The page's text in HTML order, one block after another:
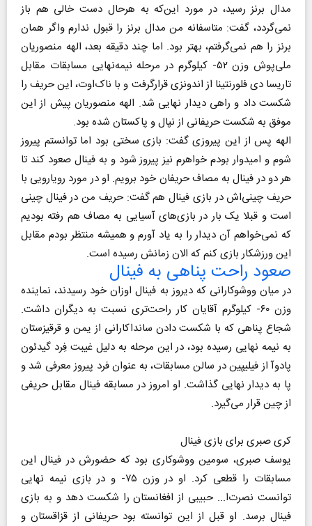
مدال برنز رسید، در مورد این‌که به هرحال دست خالی هم باز
نمی‌گردد، گفت: متاسفانه من مدال برنز را قبول ندارم واگر همان
برنز را هم نمی‌گرفتم، بهتر بود. اما چند دقیقه بعد، الهه منصوریان
ملی‌پوش وزن ۵۲- کیلوگرم در مرحله نیمه‌نهایی مسابقات مقابل
تاریسا دی فلورنتینا از اندونزی قرارگرفت و با ناک‌اوت، این حریف را
شکست داد و راهی دیدار نهایی شد. الهه منصوریان پیش از این
موفق به شکست حریفانی از نپال و پاکستان شده بود.
الهه پس از این پیروزی گفت: بازی سختی بود اما توانستم پیروز
شوم و امیدوار بودم خواهرم نیز پیروز شود و به فینال صعود کند تا
هر دو در فینال به مصاف حریفان خود برویم. او در مورد رویارویی با
حریف چینی‌اش در بازی فینال هم گفت: حریف من در فینال چینی
است و قبلا یک بار در بازی‌های آسیایی به مصاف هم رفته بودیم
که نمی‌خواهم آن دیدار را به یاد آورم و همیشه منتظر بودم مقابل
این ورزشکار بازی کنم که الان زمانش رسیده است.
صعود راحت پناهی به فینال
در میان ووشوکارانی که دیروز به فینال اوزان خود رسیدند، نماینده
وزن ۶۰- کیلوگرم آقایان کار راحت‌تری نسبت به دیگران داشت.
شجاع پناهی که با شکست دادن سانداکارانی از یمن و قرقیزستان
به نیمه نهایی رسیده بود، در این مرحله به دلیل غیبت فِرد گیدئون
پادوآ از فیلیپین در سالن مسابقات، به عنوان فرد پیروز معرفی شد و
پا به دیدار نهایی گذاشت. او امروز در مسابقه فینال مقابل حریفی
از چین قرار می‌گیرد.
کری صبری برای بازی فینال
یوسف صبری، سومین ووشوکاری بود که حضورش در فینال این
مسابقات را قطعی کرد. او در وزن ۷۵- و در بازی نیمه نهایی
توانست نصرت‌ا... حبیبی از افغانستان را شکست دهد و به بازی
فینال برسد. او قبل از این توانسته بود حریفانی از قزاقستان و